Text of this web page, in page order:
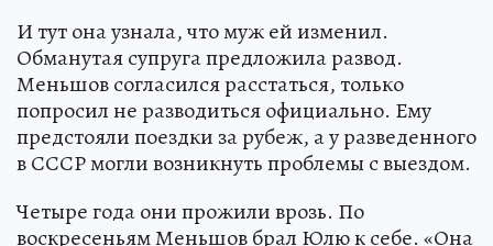
И тут она узнала, что муж ей изменил.
Обманутая супруга предложила развод.
Меньшов согласился расстаться, только
попросил не разводиться официально. Ему
предстояли поездки за рубеж, а у разведенного
в СССР могли возникнуть проблемы с выездом.
Четыре года они прожили врозь. По
воскресеньям Меньшов брал Юлю к себе. «Она